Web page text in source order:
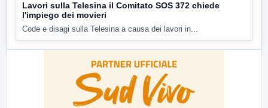
Lavori sulla Telesina il Comitato SOS 372 chiede
l'impiego dei movieri
Code e disagi sulla Telesina a causa dei lavori in...